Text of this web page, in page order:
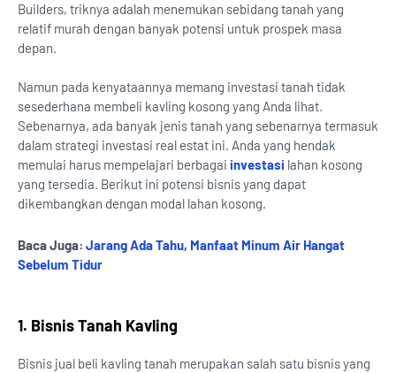
Builders, triknya adalah menemukan sebidang tanah yang
relatif murah dengan banyak potensi untuk prospek masa
depan.
Namun pada kenyataannya memang investasi tanah tidak
sesederhana membeli kavling kosong yang Anda lihat.
Sebenarnya, ada banyak jenis tanah yang sebenarnya termasuk
dalam strategi investasi real estat ini. Anda yang hendak
memulai harus mempelajari berbagai investasi lahan kosong
yang tersedia. Berikut ini potensi bisnis yang dapat
dikembangkan dengan modal lahan kosong.
Baca Juga: Jarang Ada Tahu, Manfaat Minum Air Hangat
Sebelum Tidur
1. Bisnis Tanah Kavling
Bisnis jual beli kavling tanah merupakan salah satu bisnis yang